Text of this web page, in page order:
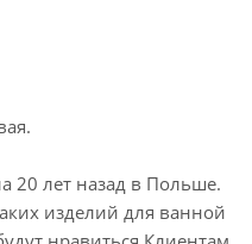
20 лет назад в Польше.
изделий для ванной